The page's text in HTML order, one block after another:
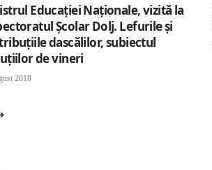
Educaţiei Naţionale, vizită la
Şcolar Dolj. Lefurile şi
dascălilor, subiectul
de vineri
2018